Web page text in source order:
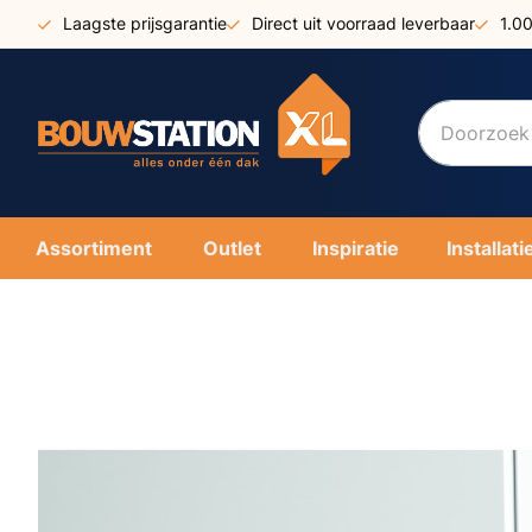
Ga
naar
Laagste prijsgarantie Direct uit voorraad leverbaar
Assortiment Outlet Inspiratie